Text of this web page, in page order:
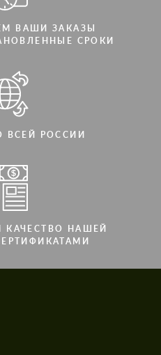
ВАШИ ЗАКАЗЫ
СРОКИ
ВСЕЙ РОССИИ
КАЧЕСТВО НАШЕЙ